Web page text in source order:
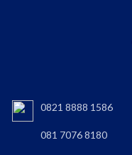
0821 8888 1586
081 7076 8180